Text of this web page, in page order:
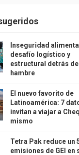
Inseguridad
desafío logístico y
estructural detrás del
hambre
El nuevo favorito de
Latinoamérica: 7
invitan a viajar a
mismo
Tetra Pak reduce un
emisiones de GEI en